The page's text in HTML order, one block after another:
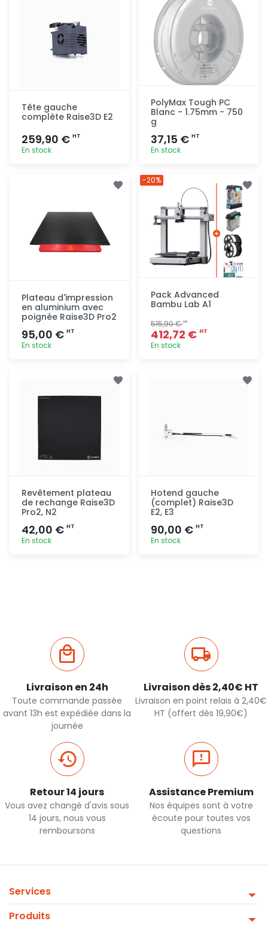
Tête gauche
complète Raise3D E2
259,90 € HT
En stock
PolyMax Tough PC
Blanc - 1.75mm - 750
g
37,15 € HT
En stock
rapide
Plateau d'impression
en aluminium avec
poignée Raise3D Pro2
95,00 € HT
En stock
Pack Advanced
Bambu Lab A1
515,90 €HT
412,72 € HT
En stock
-20%
Revêtement plateau
de rechange Raise3D
Pro2, N2
42,00 € HT
En stock
Hotend gauche
(complet) Raise3D
E2, E3
90,00 € HT
En stock
Livraison en 24h
Toute commande passée
avant 13h est expédiée dans la
journée
Livraison dès 2,40€ HT
Livraison en point relais à 2,40€
HT (offert dès 19,90€)
Retour 14 jours
Vous avez changé d'avis sous
14 jours, nous vous
remboursons
Assistance Premium
Nos équipes sont à votre
écoute pour toutes vos
questions
Services
Produits